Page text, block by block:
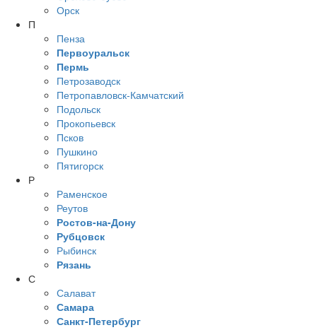
Орск
П
Пенза
Первоуральск
Пермь
Петрозаводск
Петропавловск-Камчатский
Подольск
Прокопьевск
Псков
Пушкино
Пятигорск
Р
Раменское
Реутов
Ростов-на-Дону
Рубцовск
Рыбинск
Рязань
С
Салават
Самара
Санкт-Петербург